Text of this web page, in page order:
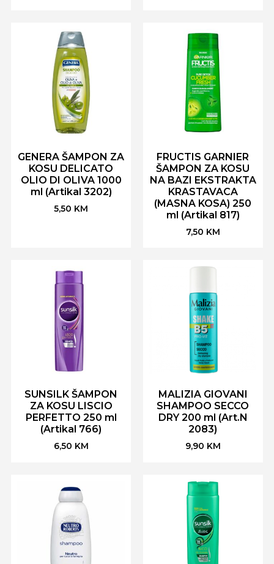
GENERA ŠAMPON ZA
KOSU DELICATO
OLIO DI OLIVA 1000
ml (Artikal 3202)
5,50 KM
FRUCTIS GARNIER
ŠAMPON ZA KOSU
NA BAZI EKSTRAKTA
KRASTAVACA
(MASNA KOSA) 250
ml (Artikal 817)
7,50 KM
SUNSILK ŠAMPON
ZA KOSU LISCIO
PERFETTO 250 ml
(Artikal 766)
6,50 KM
MALIZIA GIOVANI
SHAMPOO SECCO
DRY 200 ml (Art.N
2083)
9,90 KM